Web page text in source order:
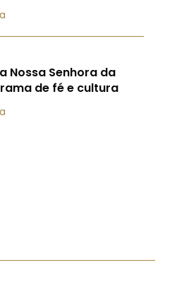
Nossa Senhora da
de fé e cultura